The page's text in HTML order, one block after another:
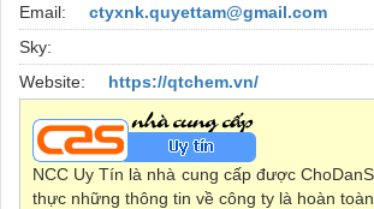
Email:
ctyxnk.quyettam@gmail.com
Sky:
Website:
https://qtchem.vn/
NCC Uy Tín là nhà cung cấp được
thực những thông tin về công ty là hoàn